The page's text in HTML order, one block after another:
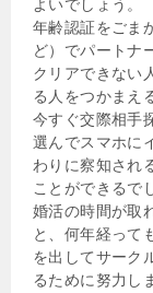
よいでしょう。
年齢認証をごま
ど）でパートナ
クリアできない
る人をつかまえ
今すぐ交際相手
選んでスマホに
わりに察知され
ことができるで
婚活の時間が取
と、何年経って
を出してサーク
るために努力し